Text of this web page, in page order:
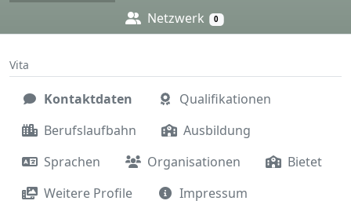
Netzwerk 0
Vita
Kontaktdaten
Qualifikationen
Berufslaufbahn
Ausbildung
Sprachen
Organisationen
Bietet
Weitere Profile
Impressum